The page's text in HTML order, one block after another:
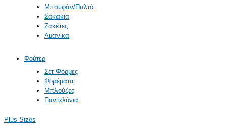
Μπουφάν/Παλτό
Σακάκια
Ζακέτες
Αμάνικα
Φούτερ
Σετ Φόρμες
Φορέματα
Μπλούζες
Παντελόνια
Plus Sizes